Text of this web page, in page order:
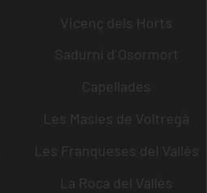
Vicenç dels Horts
Sadurní d´Osormort
Capellades
Les Masíes de Voltregà
Les Franqueses del Vallès
La Roca del Vallès